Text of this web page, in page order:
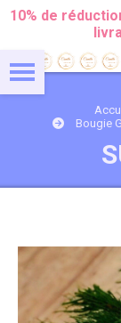
10% de
Bougie